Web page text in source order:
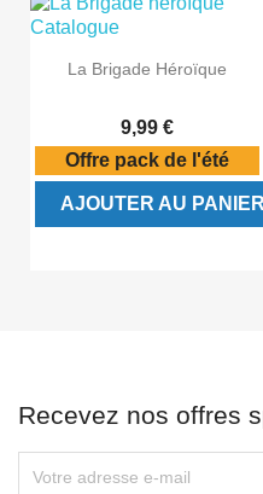
La Brigade Héroïque
9,99 €
Offre pack de l'été
AJOUTER AU PANIER
Recevez nos offres